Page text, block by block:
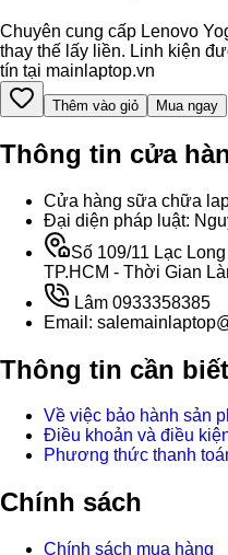
Chuyên cung cấp Lenovo
thay thế lấy liền. Linh kiện
tín tại mainlaptop.vn
Thêm vào giỏ Mua ngay
Thông tin cửa
Cửa hàng sữa chữa
Đại diện pháp luật:
Số 109/11 Lạc
TP.HCM - Thời Gian
Lâm 0933358385
Email:
Thông tin cần biết
Về việc bảo hành sản
Điều khoản và điều
Phương thức thanh
Chính sách
Chính sách mua hàng